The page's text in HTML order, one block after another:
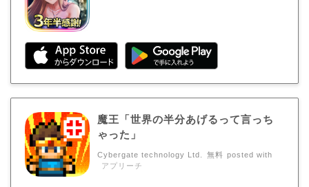
魔王「世界の半分あげるって言っち
ゃった」
Cybergate technology Ltd. 無料 posted with
アプリーチ